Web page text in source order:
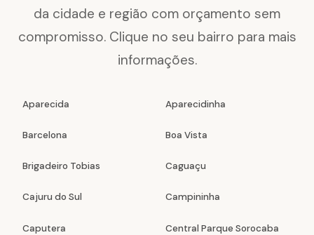
da cidade e região com orçamento sem
compromisso. Clique no seu bairro para mais
informações.
Aparecida Aparecidinha
Barcelona Boa Vista
Brigadeiro Tobias Caguaçu
Cajuru do Sul Campininha
Caputera Central Parque Sorocaba